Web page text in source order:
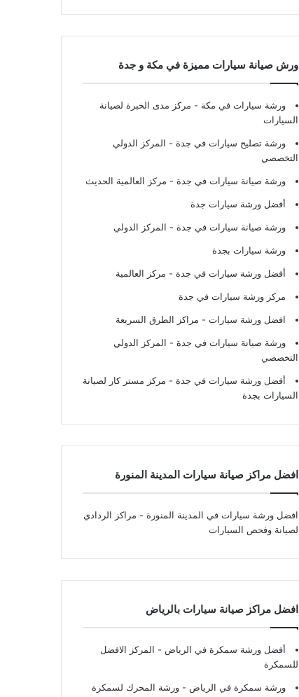
ورش صيانة سيارات مميزة في مكة و جدة
ورشة سيارات في مكة - مركز مدى الخبرة لصيانة
السيارات
ورشة تصليح سيارات في جدة - المركز الدولي
التخصصي
ورشة صيانة سيارات في جدة - مركز العالمية الحديث
أفضل ورشة سيارات جدة
ورشة صيانة سيارات في جدة - المركز الدولي
ورشة سيارات بجدة
أفضل ورشة سيارات في جدة - مركز العالمية
مركز ورشة سيارات في جدة
افضل ورشة سيارات - مراكز الطرق السريعة
ورشة صيانة سيارات في جدة - المركز الدولي
التخصصي
أفضل ورشة سيارات في جدة - مركز مستر كار لصيانة
السيارات بجدة
افضل مراكز صيانة سيارات المدينة المنورة
افضل ورشة سيارات في المدينة المنورة - مراكز الردادي
لصيانة وفحص السيارات
افضل مراكز صيانة سيارات بالرياض
أفضل ورشة سمكرة في الرياض - المركز الافضل
للسمكرة
ورشة سمكرة في الرياض - ورشة المحرك لسمكرة